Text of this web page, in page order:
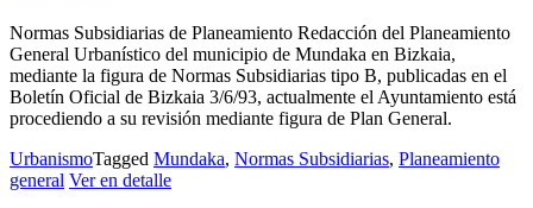
Normas Subsidiarias de Planeamiento Redacción del Planeamiento
General Urbanístico del municipio de Mundaka en Bizkaia,
mediante la figura de Normas Subsidiarias tipo B, publicadas en el
Boletín Oficial de Bizkaia 3/6/93, actualmente el Ayuntamiento está
procediendo a su revisión mediante figura de Plan General.
UrbanismoTagged Mundaka, Normas Subsidiarias, Planeamiento
general Ver en detalle